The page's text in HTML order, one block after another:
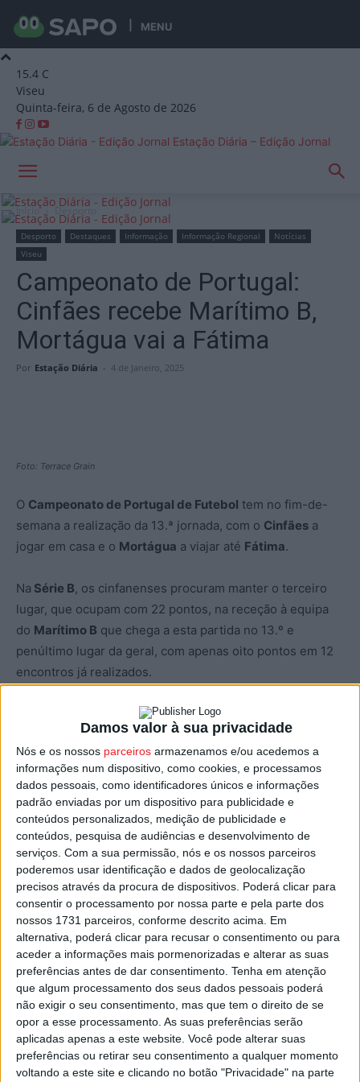
Damos valor à sua privacidade
Nós e os nossos parceiros armazenamos e/ou acedemos a
informações num dispositivo, como cookies, e processamos
dados pessoais, como identificadores únicos e informações
padrão enviadas por um dispositivo para publicidade e
conteúdos personalizados, medição de publicidade e
conteúdos, pesquisa de audiências e desenvolvimento de
serviços. Com a sua permissão, nós e os nossos parceiros
poderemos usar identificação e dados de geolocalização
precisos através da procura de dispositivos. Poderá clicar para
consentir o processamento por nossa parte e pela parte dos
nossos 1731 parceiros, conforme descrito acima. Em
alternativa, poderá clicar para recusar o consentimento ou para
aceder a informações mais pormenorizadas e alterar as suas
preferências antes de dar consentimento. Tenha em atenção
que algum processamento dos seus dados pessoais poderá
não exigir o seu consentimento, mas que tem o direito de se
opor a esse processamento. As suas preferências serão
aplicadas apenas a este website. Você pode alterar suas
preferências ou retirar seu consentimento a qualquer momento
voltando a este site e clicando no botão "Privacidade" na parte
MENU
15.4 C
Viseu
Quinta-feira, 6 de Agosto de 2026
Estação Diária – Edição Jornal
Início Desporto
Desporto Destaques Informação Informação Regional
Notícias
Viseu
Campeonato de Portugal:
Cinfães recebe Marítimo B,
Mortágua vai a Fátima
Por Estação Diária - 4 de Janeiro, 2025
Foto: Terrace Grain
O Campeonato de Portugal de Futebol tem no fim-de-
semana a realização da 13.ª jornada, com o Cinfães a
jogar em casa e o Mortágua a viajar até Fátima.
Na Série B, os cinfanenses procuram manter o terceiro
lugar, que ocupam com 22 pontos, na receção à equipa
do Marítimo B que chega a esta partida no 13.º e
penúltimo lugar da geral, com apenas oito pontos em 12
encontros já realizados.
Mais a Sul, o Mortágua viaja até Fátima para um jogo
entre duas equipas que repartem a sexta posição, ambas
com 17 pontos, embora a formação do distrito de Viseu
tenha mais um jogo disputado, depois de ter perdido por
1-0 em Elvas, em partida antecipada da jornada 14.
Os encontros do Campeonato de Portugal começam
pelas 15:00 de domingo.
Esta e outras notícias para ouvir na Estação Diária – 96.8
FM ou emwww.968.fm.
Pub
TAGS Campeonato de Portugal Cinfães Futebol
Mortágua
Viseu